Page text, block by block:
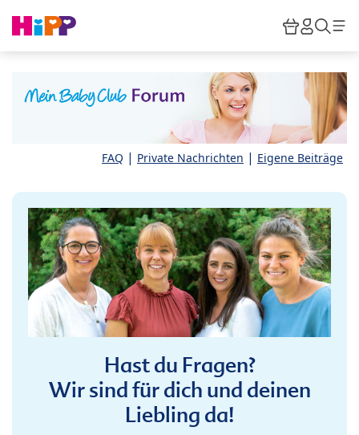
HiPP
FAQ | Private Nachrichten | Eigene Beiträge
Hast du Fragen?
Wir sind für dich und deinen
Liebling da!